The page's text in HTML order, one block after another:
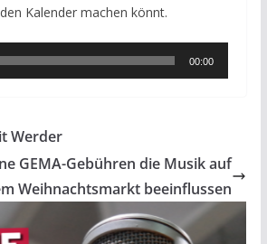
Kalender machen könnt.
00:00
Werder
GEMA-Gebühren die Musik auf
Weihnachtsmarkt beeinflussen